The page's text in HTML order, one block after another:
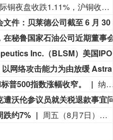
国际铜夜盘收跌1.11%，沪铜收跌0.80%，沪铝收跌0.13%，沪锌收跌1.54%，沪铅收跌0.29%，沪镍收涨0.52%，沪锡收跌1.51%。氧化铝夜盘收跌0.04%，铝合金收跌0.09%。不锈钢夜盘收涨0.21%。
普500指数涨幅收窄。
纳斯达克100指数和标普
跌约7% 周五（8月7日）欧市尾盘，ICE英国天然气期货跌0.9%，报135.680便士/千卡，本周累计下跌5.96%。TTF基准荷兰天然气期货跌5.03%，报55.380欧元/兆瓦时，本周累跌6.88%，整体呈现出M形走势、绝大部分时间处于下跌状态。ICE欧盟碳排放交易许可（期货价格）涨1.82%，报82.85欧元/吨，本周累涨2.60%。